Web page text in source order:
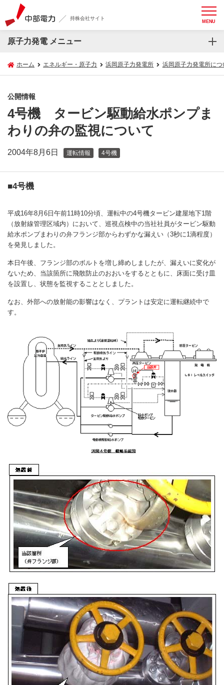
持株会社サイト MENU
原子力発電 メニュー
ホーム エネルギー・原子力 浜岡原子力発電所 浜岡原子力発電所につ
公開情報
4号機 タービン駆動給水ポンプま
わりの弁の監視について
2004年8月6日 運転情報 4号機
■4号機
平成16年8月6日午前11時10分頃、運転中の4号機タービン建屋地下1階
（放射線管理区域内）において、巡視点検中の当社社員がタービン駆動
給水ポンプまわりの弁フランジ部からわずかな漏えい（3秒に1滴程度）
を発見しました。
本日午後、フランジ部のボルトを増し締めしましたが、漏えいに変化が
ないため、当該箇所に飛散防止のおおいをするとともに、床面に受け皿
を設置し、状態を監視することとしました。
なお、外部への放射能の影響はなく、プラントは安定に運転継続中で
す。